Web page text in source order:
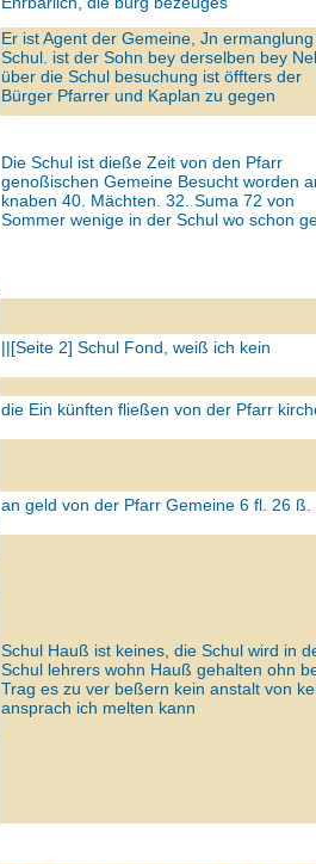
Er ist Agent der Gemeine, Jn
Schul. ist der Sohn bey derselben bey
über die Schul besuchung ist öffters der
Bürger Pfarrer und Kaplan zu gegen
Die Schul ist dieße Zeit von den Pfarr
genoßischen Gemeine Besucht worden
knaben 40. Mächten. 32. Suma 72 von
Sommer wenige in der Schul wo schon
||[Seite 2] Schul Fond, weiß ich kein
die Ein künften fließen von der Pfarr
an geld von der Pfarr Gemeine 6 fl. 26 ß.
Schul Hauß ist keines, die Schul wird in
Schul lehrers wohn Hauß gehalten ohn
Trag es zu ver beßern kein anstalt von
ansprach ich melten kann